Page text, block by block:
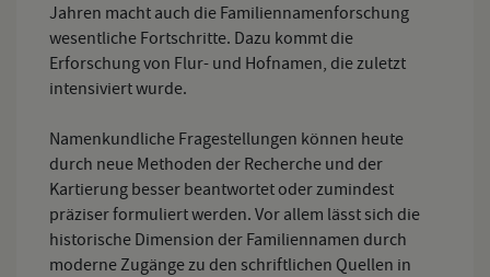
Jahren macht auch die Familiennamenforschung
wesentliche Fortschritte. Dazu kommt die
Erforschung von Flur- und Hofnamen, die zuletzt
intensiviert wurde.
Namenkundliche Fragestellungen können heute
durch neue Methoden der Recherche und der
Kartierung besser beantwortet oder zumindest
präziser formuliert werden. Vor allem lässt sich die
historische Dimension der Familiennamen durch
moderne Zugänge zu den schriftlichen Quellen in